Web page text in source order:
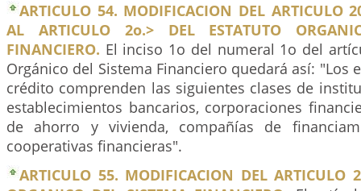
ARTICULO 54. MODIFICACION DEL ARTICULO
AL ARTICULO 2o.> DEL ESTATUTO
FINANCIERO. El inciso 1o del numeral 1o del
Orgánico del Sistema Financiero quedará así: "Los
crédito comprenden las siguientes clases de
establecimientos bancarios, corporaciones
de ahorro y vivienda, compañías de
cooperativas financieras".
ARTICULO 55. MODIFICACION DEL ARTICULO